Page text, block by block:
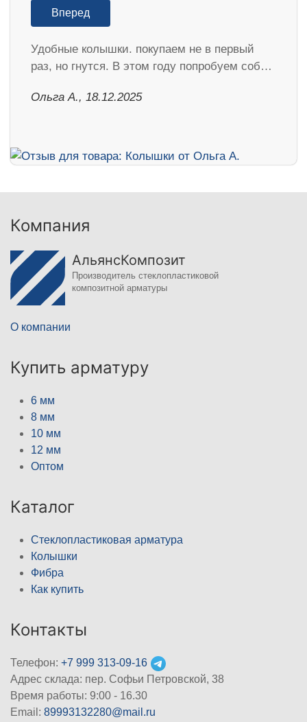
Вперед
Удобные колышки. покупаем не в первый
раз, но гнутся. В этом году попробуем соб…
Ольга А., 18.12.2025
Компания
АльянсКомпозит
Производитель стеклопластиковой
композитной арматуры
О компании
Купить арматуру
6 мм
8 мм
10 мм
12 мм
Оптом
Каталог
Стеклопластиковая арматура
Колышки
Фибра
Как купить
Контакты
Телефон: +7 999 313-09-16
Адрес склада: пер. Софьи Петровской, 38
Время работы: 9:00 - 16.30
Email: 89993132280@mail.ru